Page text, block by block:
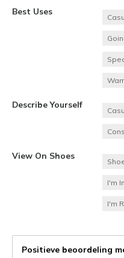
Best Uses
Describe Yourself
View On Shoes
I'm
I'm
Positieve beoordeling